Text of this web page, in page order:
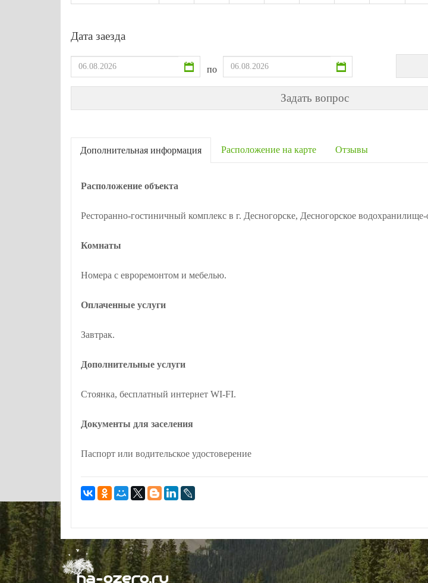
Дата заезда
по
Задать вопрос
Дополнительная информация Расположение на карте Отзывы
Расположение объекта
Ресторанно-гостиничный комплекс в г. Десногорске, Десногорское водохранилище-
Комнаты
Номера с евроремонтом и мебелью.
Оплаченные услуги
Завтрак.
Дополнительные услуги
Стоянка, бесплатный интернет WI-FI.
Документы для заселения
Паспорт или водительское удостоверение